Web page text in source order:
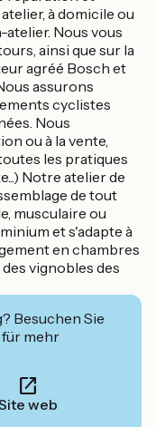
à domicile ou
atelier. Nous vous
ainsi que sur la
agréé Bosch et
assurons
cyclistes
Nous
ou à la vente,
les pratiques
Notre atelier de
de tout
musculaire ou
et s'adapte à
en chambres
vignobles des
Besuchen Sie
für mehr
web